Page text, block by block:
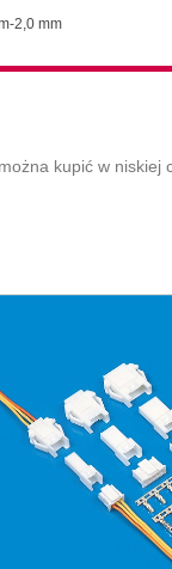
2,0 mm
kupić w